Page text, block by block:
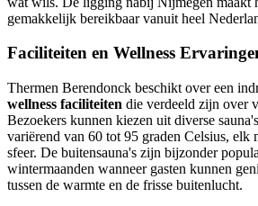
gemakkelijk bereikbaar vanuit heel
Faciliteiten en Wellness
Thermen Berendonck beschikt over een
wellness faciliteiten die verdeeld zijn over
Bezoekers kunnen kiezen uit diverse
variërend van 60 tot 95 graden Celsius, elk
sfeer. De buitensauna's zijn bijzonder
wintermaanden wanneer gasten kunnen
tussen de warmte en de frisse buitenlucht.